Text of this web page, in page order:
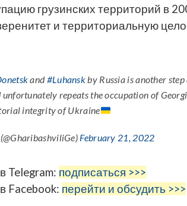
грузинских территорий в
и территориальную
and#Luhanskby Russia is another
repeats the occupation of
integrity of Ukraine
February 21, 2022
Telegram: подписаться >>>
Facebook: перейти и обсудить >>>